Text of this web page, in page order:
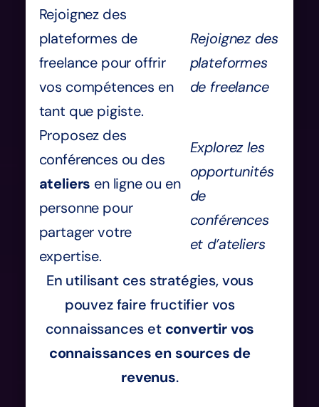
Rejoignez des
plateformes de
freelance pour offrir
vos compétences en
tant que pigiste.
Rejoignez des
plateformes
de freelance
Proposez des
conférences ou des
ateliers en ligne ou en
personne pour
partager votre
expertise.
Explorez les
opportunités
de
conférences
et d’ateliers
En utilisant ces stratégies, vous
pouvez faire fructifier vos
connaissances et convertir vos
connaissances en sources de
revenus.